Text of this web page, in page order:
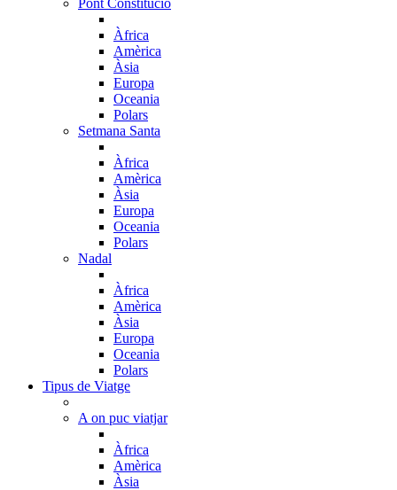
Pont Constitució
Àfrica
Amèrica
Àsia
Europa
Oceania
Polars
Setmana Santa
Àfrica
Amèrica
Àsia
Europa
Oceania
Polars
Nadal
Àfrica
Amèrica
Àsia
Europa
Oceania
Polars
Tipus de Viatge
A on puc viatjar
Àfrica
Amèrica
Àsia